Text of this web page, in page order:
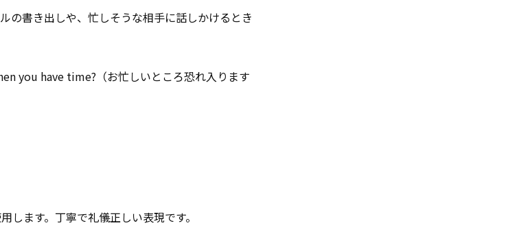
の書き出しや、忙しそうな相手に話しかけるとき
you have time?（お忙しいところ恐れ入ります
ます。丁寧で礼儀正しい表現です。